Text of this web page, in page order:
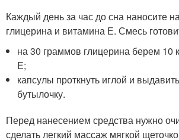
Каждый день за час до сна наносите
глицерина и витамина Е. Смесь
на 30 граммов глицерина берем 10
Е;
капсулы проткнуть иглой и
бутылочку.
Перед нанесением средства нужно
сделать легкий массаж мягкой